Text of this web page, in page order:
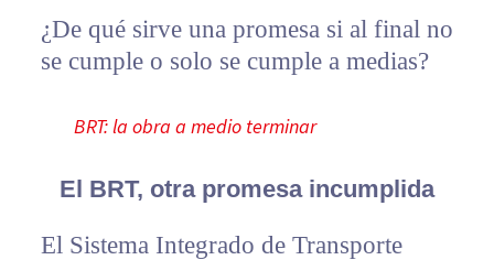
¿De qué sirve una promesa si al final no
se cumple o solo se cumple a medias?
BRT: la obra a medio terminar
El BRT, otra promesa incumplida
El Sistema Integrado de Transporte